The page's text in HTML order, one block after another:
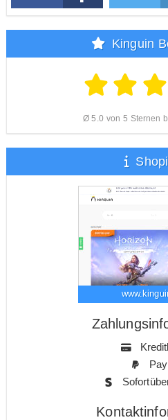
Kinguin
Ø 5.0 von 5 Sternen